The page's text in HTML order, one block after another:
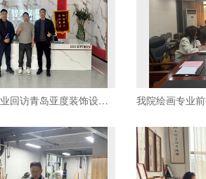
我院环境设计专业回访青岛亚度装饰设计有限公司